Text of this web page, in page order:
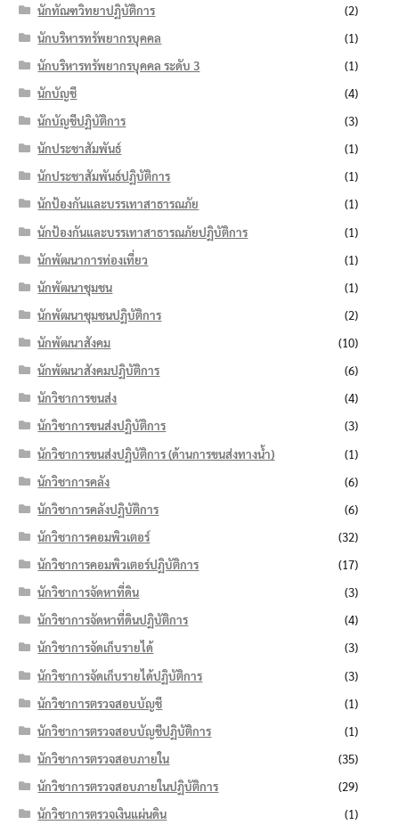
นักทัณฑวิทยาปฏิบัติการ
(2)
นักบริหารทรัพยากรบุคคล
(1)
นักบริหารทรัพยากรบุคคล ระดับ 3
(1)
นักบัญชี
(4)
นักบัญชีปฏิบัติการ
(3)
นักประชาสัมพันธ์
(1)
นักประชาสัมพันธ์ปฏิบัติการ
(1)
นักป้องกันและบรรเทาสาธารณภัย
(1)
นักป้องกันและบรรเทาสาธารณภัยปฏิบัติการ
(1)
นักพัฒนาการท่องเที่ยว
(1)
นักพัฒนาชุมชน
(1)
นักพัฒนาชุมชนปฏิบัติการ
(2)
นักพัฒนาสังคม
(10)
นักพัฒนาสังคมปฏิบัติการ
(6)
นักวิชาการขนส่ง
(4)
นักวิชาการขนส่งปฏิบัติการ
(3)
นักวิชาการขนส่งปฏิบัติการ (ด้านการขนส่งทางน้ำ)
(1)
นักวิชาการคลัง
(6)
นักวิชาการคลังปฏิบัติการ
(6)
นักวิชาการคอมพิวเตอร์
(32)
นักวิชาการคอมพิวเตอร์ปฏิบัติการ
(17)
นักวิชาการจัดหาที่ดิน
(3)
นักวิชาการจัดหาที่ดินปฏิบัติการ
(4)
นักวิชาการจัดเก็บรายได้
(3)
นักวิชาการจัดเก็บรายได้ปฏิบัติการ
(3)
นักวิชาการตรวจสอบบัญชี
(1)
นักวิชาการตรวจสอบบัญชีปฏิบัติการ
(1)
นักวิชาการตรวจสอบภายใน
(35)
นักวิชาการตรวจสอบภายในปฏิบัติการ
(29)
นักวิชาการตรวจเงินแผ่นดิน
(1)